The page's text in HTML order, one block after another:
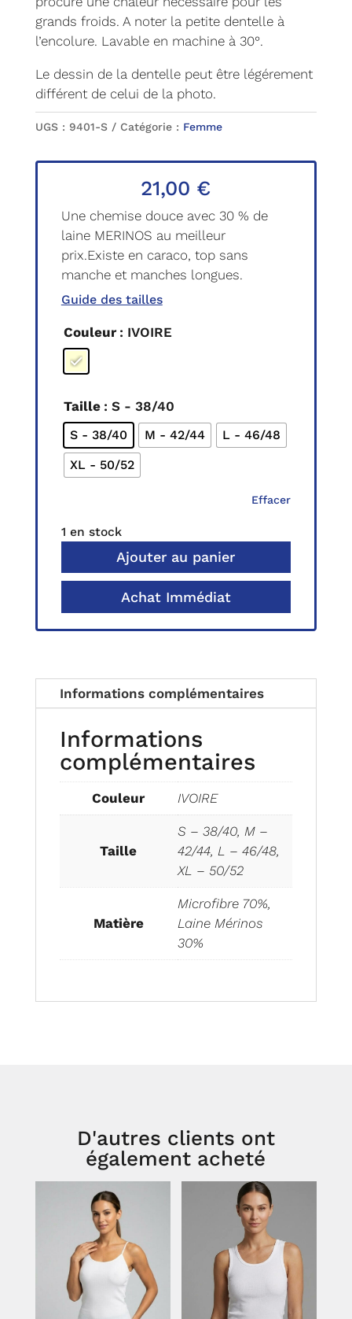
grands froids. A noter la petite dentelle à
l’encolure. Lavable en machine à 30°.
Le dessin de la dentelle peut être légérement
différent de celui de la photo.
UGS : 9401-S Catégorie : Femme
21,00 €
Une chemise douce avec 30 % de
laine MERINOS au meilleur
prix.Existe en caraco, top sans
manche et manches longues.
Guide des tailles
Couleur : IVOIRE
Taille : S - 38/40
S - 38/40 M - 42/44
L - 46/48
XL - 50/52
Effacer
1 en stock
Ajouter au panier
Achat Immédiat
Informations complémentaires
Informations
complémentaires
Couleur IVOIRE
Taille
S – 38/40, M –
42/44, L – 46/48,
XL – 50/52
Matière
Microfibre 70%,
Laine Mérinos
30%
D'autres clients ont
également acheté